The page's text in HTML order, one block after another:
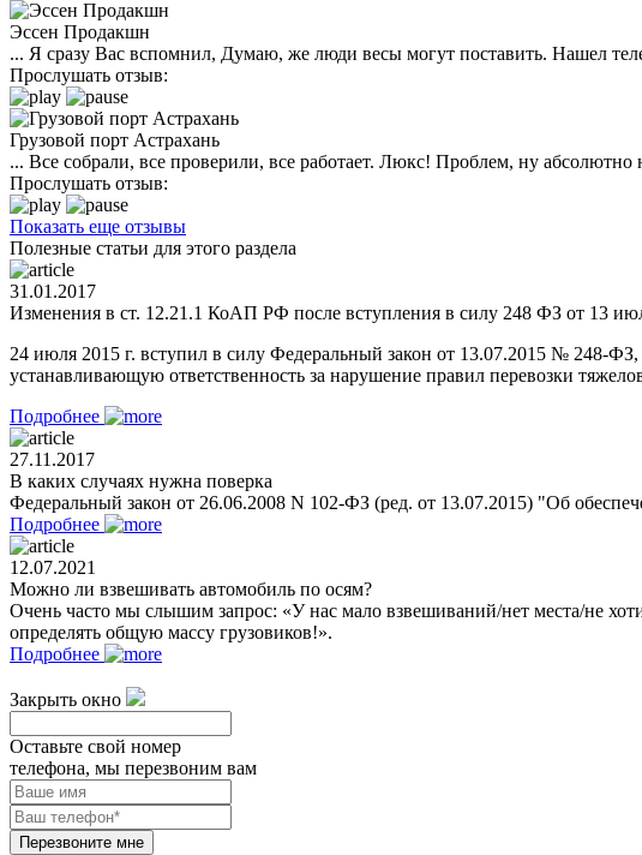
Эссен Продакшн
... Я сразу Вас вспомнил, Думаю, же люди весы могут поставить. Нашел
Прослушать отзыв:
Грузовой порт Астрахань
... Все собрали, все проверили, все работает. Люкс! Проблем, ну
Прослушать отзыв:
Показать еще отзывы
Полезные статьи для этого раздела
31.01.2017
Изменения в ст. 12.21.1 КоАП РФ после вступления в силу 248 ФЗ от 13
24 июля 2015 г. вступил в силу Федеральный закон от 13.07.2015 № 248-
устанавливающую ответственность за нарушение правил перевозки
Подробнее
27.11.2017
В каких случаях нужна поверка
Федеральный закон от 26.06.2008 N 102-ФЗ (ред. от 13.07.2015) "Об
Подробнее
12.07.2021
Можно ли взвешивать автомобиль по осям?
Очень часто мы слышим запрос: «У нас мало взвешиваний/нет места/не
определять общую массу грузовиков!».
Подробнее
Закрыть окно
Оставьте свой номер
телефона, мы перезвоним вам
Перезвоните мне